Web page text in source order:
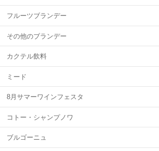
フルーツブランデー
その他のブランデー
カクテル飲料
ミード
8月サマーワインフェスタ
コトー・シャンプノワ
ブルゴーニュ